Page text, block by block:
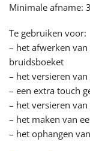
Minimale afname:
Te gebruiken voor:
– het afwerken
bruidsboeket
– het versieren
– een extra touch
– het versieren
– het maken van
– het ophangen